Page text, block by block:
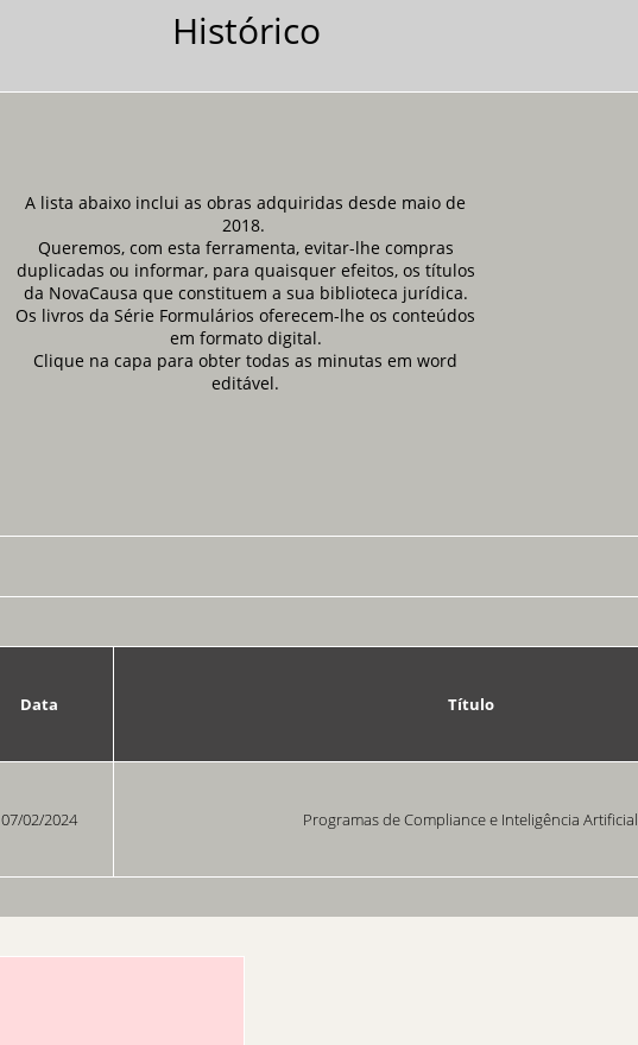
Histórico
A lista abaixo inclui as obras adquiridas desde maio de
2018.
Queremos, com esta ferramenta, evitar-lhe compras
duplicadas ou informar, para quaisquer efeitos, os títulos
da NovaCausa que constituem a sua biblioteca jurídica.
Os livros da Série Formulários oferecem-lhe os conteúdos
em formato digital.
Clique na capa para obter todas as minutas em word
editável.
Data Título
07/02/2024 Programas de Compliance e Inteligência Artificial